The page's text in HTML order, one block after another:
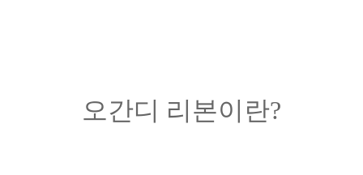
오간디 리본이란?